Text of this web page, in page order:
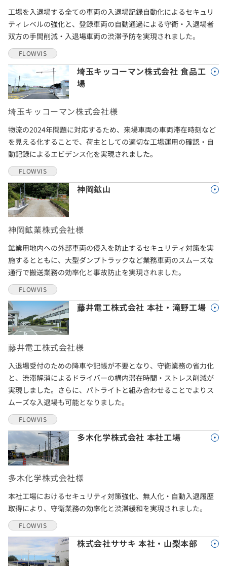
工場を入退場する全ての車両の入退場記録自動化によるセキュリ
ティレベルの強化と、登録車両の自動通過による守衛・入退場者
双方の手間削減・入退場車両の渋滞予防を実現されました。
FLOWVIS
埼玉キッコーマン株式会社 食品工
場
埼玉キッコーマン株式会社様
物流の2024年問題に対応するため、来場車両の車両滞在時刻など
を見える化することで、荷主としての適切な工場運用の確認・自
動記録によるエビデンス化を実現されました。
FLOWVIS
神岡鉱山
神岡鉱業株式会社様
鉱業用地内への外部車両の侵入を防止するセキュリティ対策を実
施するとともに、大型ダンプトラックなど業務車両のスムーズな
通行で搬送業務の効率化と事故防止を実現されました。
FLOWVIS
藤井電工株式会社 本社・滝野工場
藤井電工株式会社様
入退場受付のための降車や記帳が不要となり、守衛業務の省力化
と、渋滞解消によるドライバーの構内滞在時間・ストレス削減が
実現しました。さらに、パトライトと組み合わせることでよりス
ムーズな入退場も可能となりました。
FLOWVIS
多木化学株式会社 本社工場
多木化学株式会社様
本社工場におけるセキュリティ対策強化、無人化・自動入退履歴
取得により、守衛業務の効率化と渋滞緩和を実現されました。
FLOWVIS
株式会社ササキ 本社・山梨本部